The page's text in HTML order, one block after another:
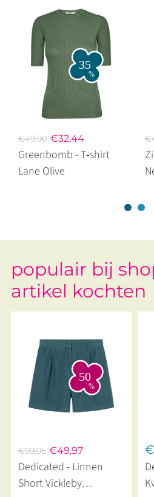
€49,90 €32,44
Greenbomb - T‑shirt
Lane Olive
populair bij
artikel kochten
€99,95 €49,97
Dedicated - Linnen
Short Vickleby